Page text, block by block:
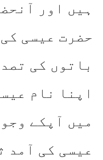
ہیں اور
حضرت عیسی
باتوں کی
اپنا نام
میں آپکے
عیسی کی آمد